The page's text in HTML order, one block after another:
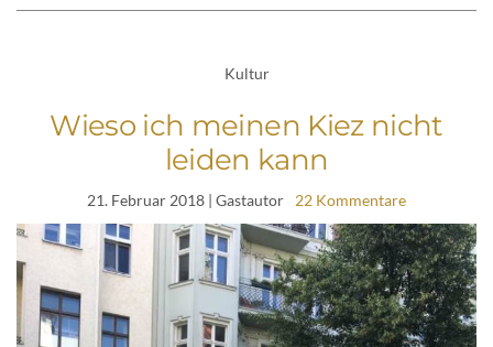
Kultur
Wieso ich meinen Kiez nicht
leiden kann
21. Februar 2018 | Gastautor 22 Kommentare